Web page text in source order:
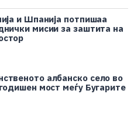
и Шпанија потпишаа
мисии за заштита на
албанско село во
мост меѓу Бугарите